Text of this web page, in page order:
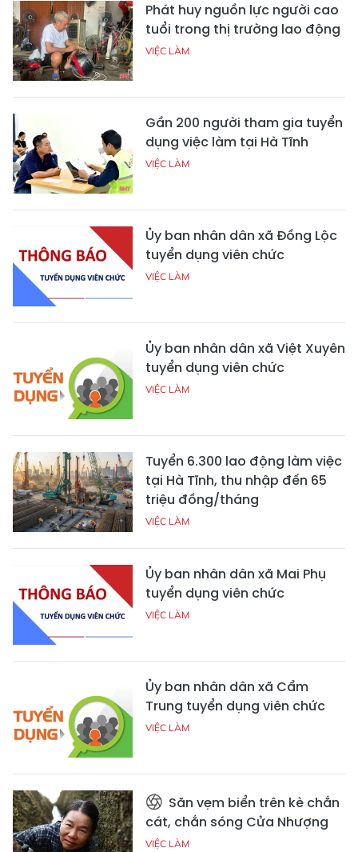
Phát huy nguồn lực người cao
tuổi trong thị trường lao động
VIỆC LÀM
Gần 200 người tham gia tuyển
dụng việc làm tại Hà Tĩnh
VIỆC LÀM
Ủy ban nhân dân xã Đồng Lộc
tuyển dụng viên chức
VIỆC LÀM
Ủy ban nhân dân xã Việt Xuyên
tuyển dụng viên chức
VIỆC LÀM
Tuyển 6.300 lao động làm việc
tại Hà Tĩnh, thu nhập đến 65
triệu đồng/tháng
VIỆC LÀM
Ủy ban nhân dân xã Mai Phụ
tuyển dụng viên chức
VIỆC LÀM
Ủy ban nhân dân xã Cẩm
Trung tuyển dụng viên chức
VIỆC LÀM
Săn vẹm biển trên kè chắn
cát, chắn sóng Cửa Nhượng
VIỆC LÀM